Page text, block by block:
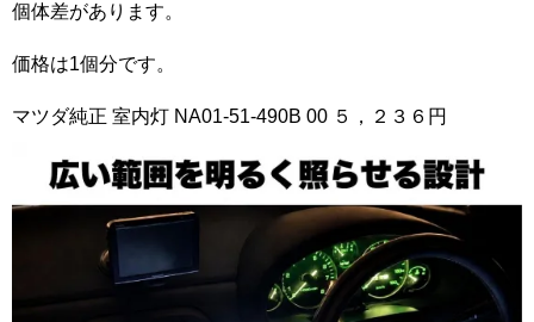
個体差があります。
価格は1個分です。
マツダ純正 室内灯 NA01-51-490B 00 ５，２３６円